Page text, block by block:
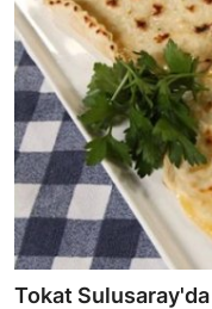
Tokat